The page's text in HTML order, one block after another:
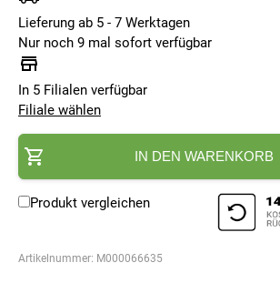
Lieferung ab 5 - 7 Werktagen
Nur noch 9 mal sofort verfügbar
In 5 Filialen verfügbar
Filiale wählen
IN DEN WARENKORB
Produkt vergleichen
Artikelnummer: M000066635